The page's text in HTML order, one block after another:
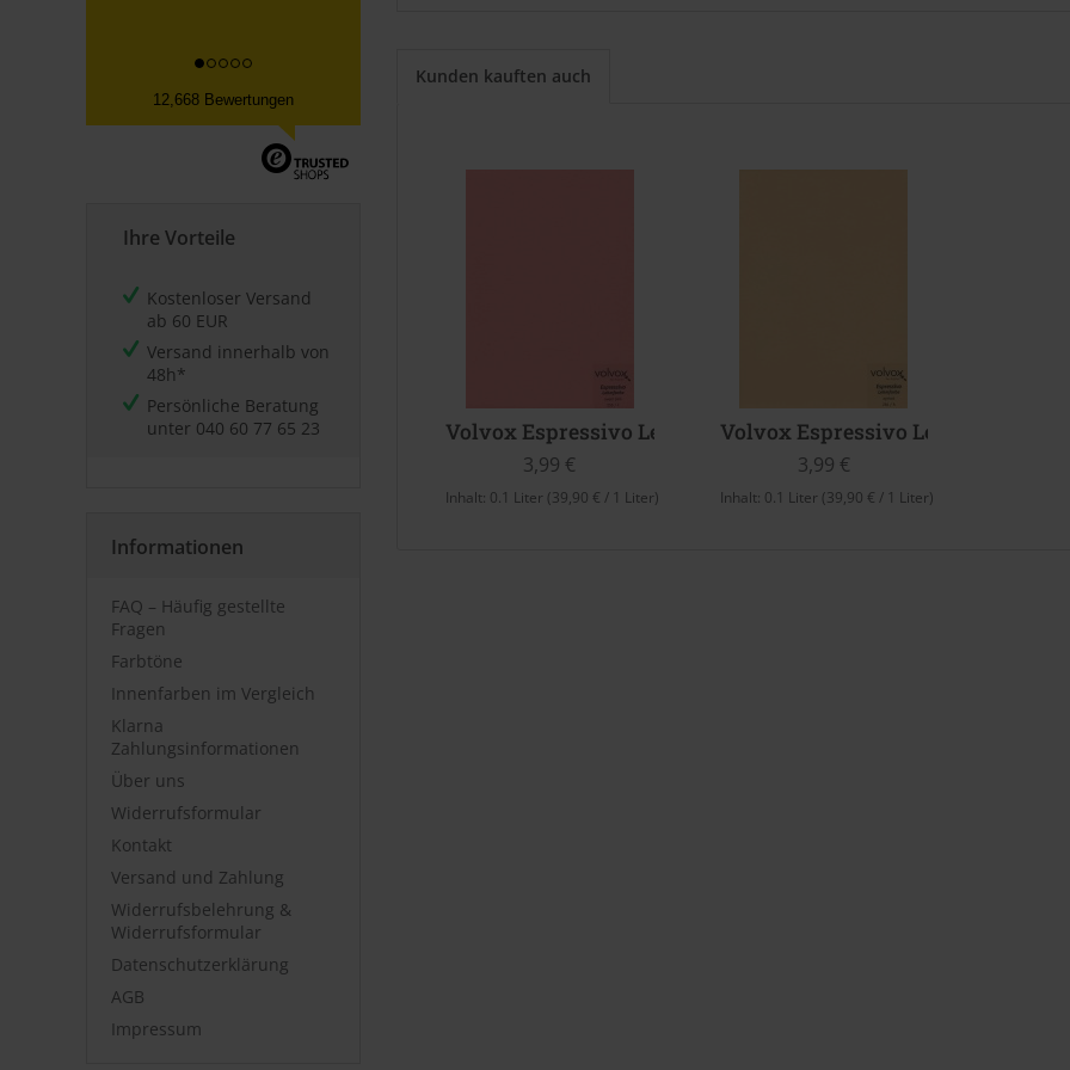
12,668 Bewertungen
Ihre Vorteile
Kostenloser Versand
ab 60 EUR
Versand innerhalb von
48h*
Persönliche Beratung
unter 040 60 77 65 23
Informationen
FAQ – Häufig gestellte
Fragen
Farbtöne
Innenfarben im Vergleich
Klarna
Zahlungsinformationen
Über uns
Widerrufsformular
Kontakt
Versand und Zahlung
Widerrufsbelehrung &
Widerrufsformular
Datenschutzerklärung
AGB
Impressum
Kunden kauften auch
Volvox Espressivo Lehmfarbe (Sweet Pink)
3,99 €
Inhalt: 0.1 Liter (39,90 € / 1 Liter)
Volvox Espressivo Lehmfarbe
3,99 €
Inhalt: 0.1 Liter (39,90 € / 1 Liter)